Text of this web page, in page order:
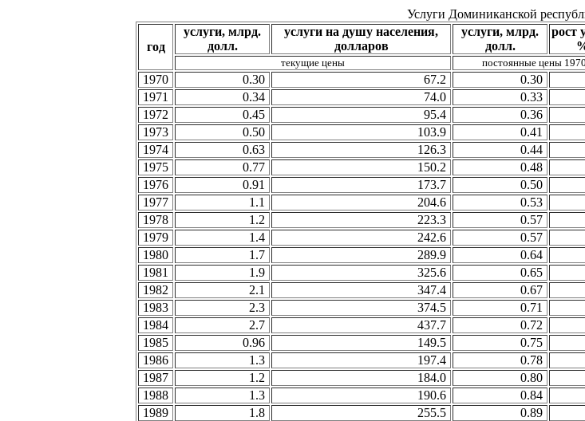
Услуги Доминиканской
год
услуги, млрд.
долл.
услуги на душу населения,
долларов
услуги, млрд.
долл.
рост
текущие цены постоянные цены 1970
1970 0.30 67.2 0.30
1971
0.34 74.0 0.33
1972
0.45 95.4 0.36
1973
0.50 103.9 0.41
1974
0.63 126.3 0.44
1975
0.77 150.2 0.48
1976
0.91 173.7 0.50
1977
1.1 204.6 0.53
1978
1.2 223.3 0.57
1979
1.4 242.6 0.57
1980
1.7 289.9 0.64
1981
1.9 325.6 0.65
1982
2.1 347.4 0.67
1983
2.3 374.5 0.71
1984
2.7 437.7 0.72
1985
0.96 149.5 0.75
1986
1.3 197.4 0.78
1987
1.2 184.0 0.80
1988
1.3 190.6 0.84
1989
1.8 255.5 0.89